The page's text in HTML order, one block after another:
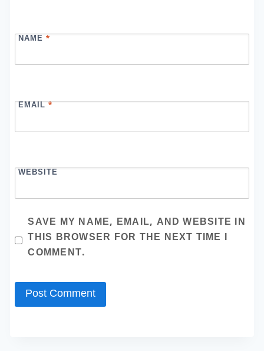
NAME *
EMAIL *
WEBSITE
SAVE MY NAME, EMAIL, AND WEBSITE IN
THIS BROWSER FOR THE NEXT TIME I
COMMENT.